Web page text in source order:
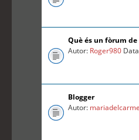
Què és un fòrum de
Autor: Roger980
Blogger
Autor: